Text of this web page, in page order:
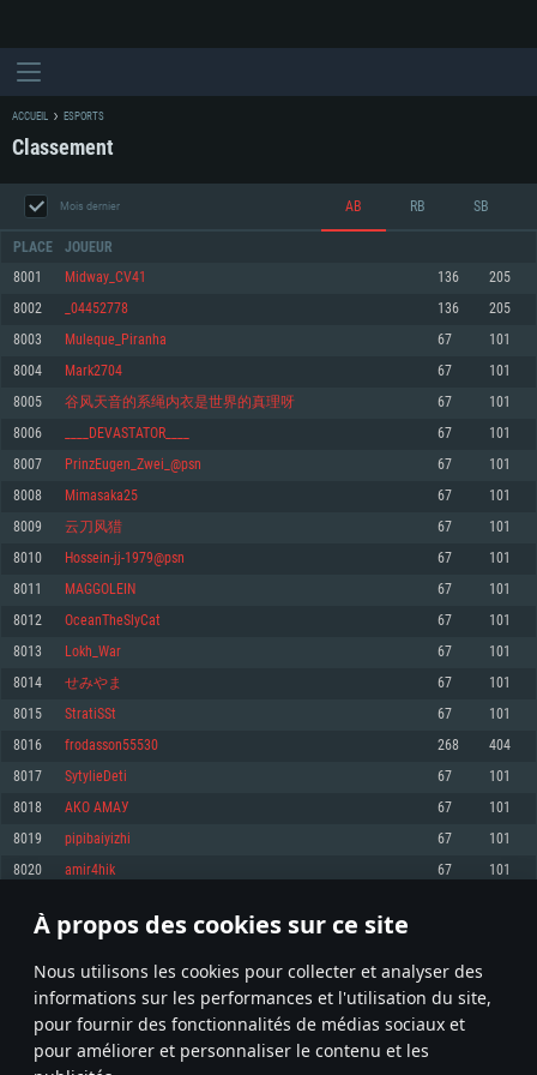
À propos des cookies sur ce site
Nous utilisons les cookies pour collecter et analyser des
informations sur les performances et l'utilisation du site,
pour fournir des fonctionnalités de médias sociaux et
pour améliorer et personnaliser le contenu et les
CONFIGURATION SYSTÈME REQUISE
Minimum
OS: Windows 10 (64 bit)
Processeur: Dual-Core 2.2 GHz
Mémoire: 4 GB
Carte graphique supportant DirectX 11: AMD Radeon 77XX / NVIDIA
GeForce GTX 660. La résolution minimale supportée par le jeu est de 720p
Connection: Connexion Internet à haut débit
Disque dur: 23.1 Go (client minimal)
Recommandée
1060 et plus, Radeon RX 570 et plus.
Disque dur: 75.9 Go (client complet)
Minimum
OS: Mac OS Big Sur 11.0 ou plus récent
Processeur: Core i5, minimum 2.2GHz (Les processeurs Intel Xeon ne sont
pas supportés)
Mémoire: 6 GB
Carte graphique: Intel Iris Pro 5200 (Mac), ou analogue AMD/Nvidia. La
résolution minimale supportée par le jeu est de 720p.
Connection: Connexion Internet à haut débit
Disque dur: 62,2 Go (client minimal)
Recommandée
OS: Mac OS Big Sur 11.0 ou plus récent
Processeur: Core i7 (Les processeurs Intel Xeon ne sont pas supportés)
Mémoire: 8 GB
Carte graphique: Radeon Vega II ou plus avec support de Metal
Disque dur: 62,2 Go (client complet)
Minimum
OS: Les configurations Linux 64 bits les plus modernes
Processeur: Dual-Core 2.4 GHz
Mémoire: 4 GB
Carte graphique: NVIDIA 660 avec les derniers drivers (moins de 6 mois) /
de même pour AMD (La résolution minimale supportée par le jeu est de
720p)
Connection: Connexion Internet à haut débit
Disque dur: 62,2 Go (client minimal)
Recommandée
OS: Ubuntu 20.04 64bit
Processeur: Intel Core i7
Mémoire: 8 GB
Carte graphique: NVIDIA 1060 avec les derniers drivers (moins de 6 mois) /
6 mois et supportant Vulkan
Connection: Connexion Internet à haut débit
Disque dur: 60,2 Go (client complet)
ACCUEIL ESPORTS
Classement
Mois dernier AB RB SB
PLACE JOUEUR
8001 Midway_CV41 136 205
8002 _04452778 136 205
8003 Muleque_Piranha 67 101
8004 Mark2704 67 101
8005 谷风天音的系绳内衣是世界的真理呀 67 101
8006 ____DEVASTATOR____ 67 101
8007 PrinzEugen_Zwei_@psn 67 101
8008 Mimasaka25 67 101
8009 云刀风猎 67 101
8010 Hossein-jj-1979@psn 67 101
8011 MAGGOLEIN 67 101
8012 OceanTheSlyCat 67 101
8013 Lokh_War 67 101
8014 せみやま 67 101
8015 StratiSSt 67 101
8016 frodasson55530 268 404
8017 SytylieDeti 67 101
8018 АКО АМАУ 67 101
8019 pipibaiyizhi 67 101
8020 amir4hik 67 101
* Classement mis à jour quotidiennement
400 401 402 501